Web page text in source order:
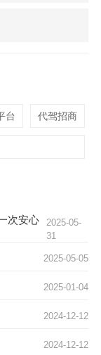
台 代驾招商
次安心
2025-05-
31
2025-05-05
2025-01-04
2024-12-12
2024-12-12